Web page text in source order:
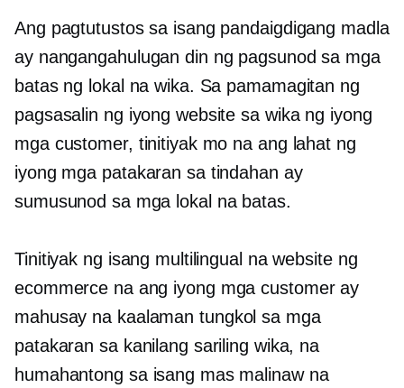
Ang pagtutustos sa isang pandaigdigang madla
ay nangangahulugan din ng pagsunod sa mga
batas ng lokal na wika. Sa pamamagitan ng
pagsasalin ng iyong website sa wika ng iyong
mga customer, tinitiyak mo na ang lahat ng
iyong mga patakaran sa tindahan ay
sumusunod sa mga lokal na batas.
Tinitiyak ng isang multilingual na website ng
ecommerce na ang iyong mga customer ay
mahusay na kaalaman tungkol sa mga
patakaran sa kanilang sariling wika, na
humahantong sa isang mas malinaw na